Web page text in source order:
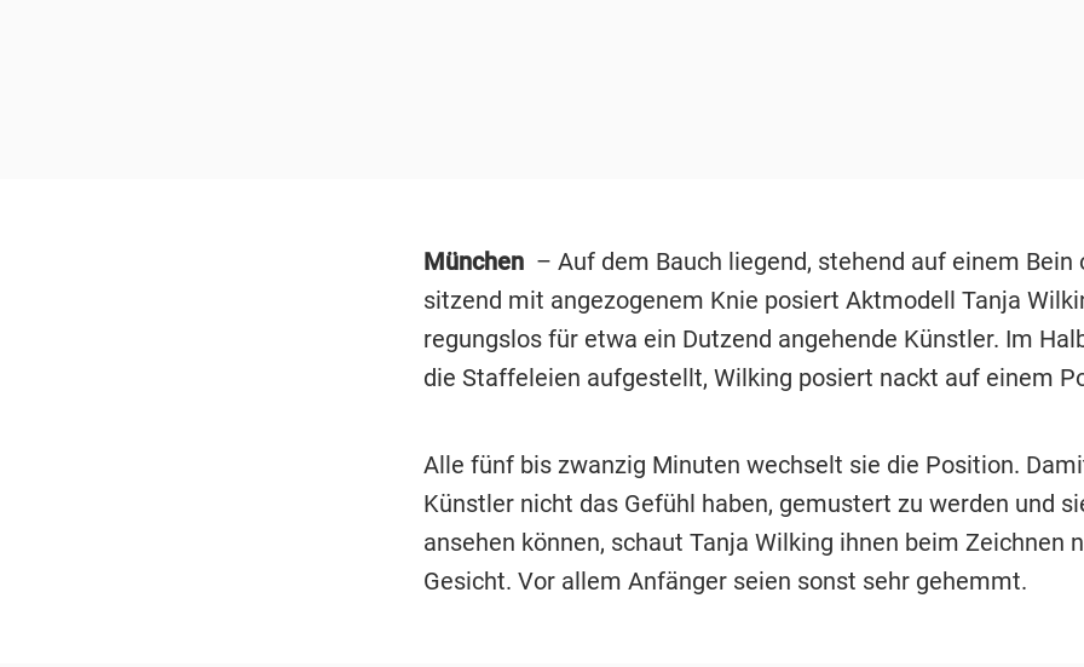
München– Auf dem Bauch liegend, stehend auf einem Bein
sitzend mit angezogenem Knie posiert Aktmodell Tanja
regungslos für etwa ein Dutzend angehende Künstler. Im
die Staffeleien aufgestellt, Wilking posiert nackt auf einem
Alle fünf bis zwanzig Minuten wechselt sie die Position.
Künstler nicht das Gefühl haben, gemustert zu werden und
ansehen können, schaut Tanja Wilking ihnen beim Zeichnen
Gesicht. Vor allem Anfänger seien sonst sehr gehemmt.